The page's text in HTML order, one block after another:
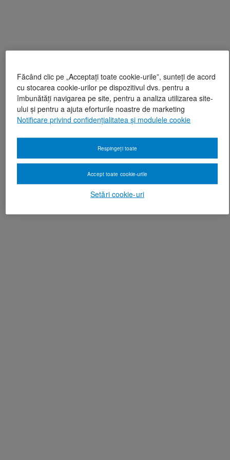
Făcând clic pe „Acceptați toate cookie-urile”, sunteți de acord
cu stocarea cookie-urilor pe dispozitivul dvs. pentru a
îmbunătăți navigarea pe site, pentru a analiza utilizarea site-
ului și pentru a ajuta eforturile noastre de marketing
Notificare privind confidențialitatea și modulele cookie
Setări cookie-uri
Respingeți toate
Accept toate cookie-urile